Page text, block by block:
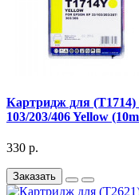
Картридж для (T1714)
103/203/406 Yellow
330 р.
Заказать